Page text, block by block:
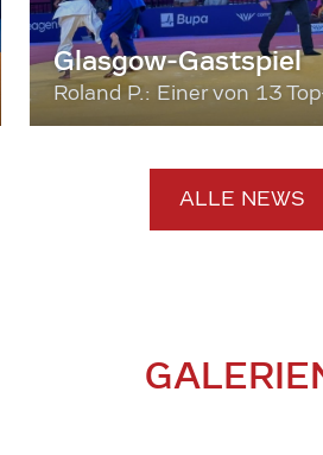
Glasgow-Gastspiel
Roland P.: Einer von 13
ALLE NEWS